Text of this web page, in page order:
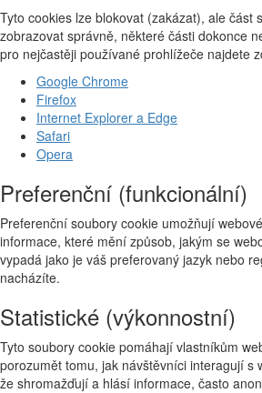
Tyto cookies lze blokovat (zakázat), ale část
zobrazovat správně, některé části dokonce
pro nejčastěji používané prohlížeče najdete
Google Chrome
Firefox
Internet Explorer a Edge
Safari
Opera
Preferenční (funkcionální)
Preferenční soubory cookie umožňují
informace, které mění způsob, jakým se
vypadá jako je váš preferovaný jazyk nebo
nacházíte.
Statistické (výkonnostní)
Tyto soubory cookie pomáhají vlastníkům
porozumět tomu, jak návštěvníci interagují s
že shromažďují a hlásí informace, často